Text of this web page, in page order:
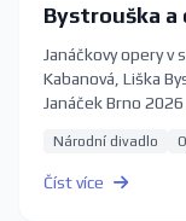
Bystrouška a
Janáčkovy opery
Kabanová, Liška
Janáček Brno
Národní divadlo
Číst více